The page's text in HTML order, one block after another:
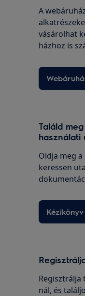
A
vásárolhat
házhoz is
Találd
használati
Oldja meg
keressen
Regisztrálja
nál, és